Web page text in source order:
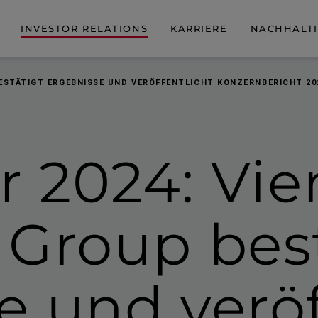
INVESTOR RELATIONS KARRIERE
ERGEBNISSE UND VERÖFFENTLICHT KONZERNBERICHT
2024: